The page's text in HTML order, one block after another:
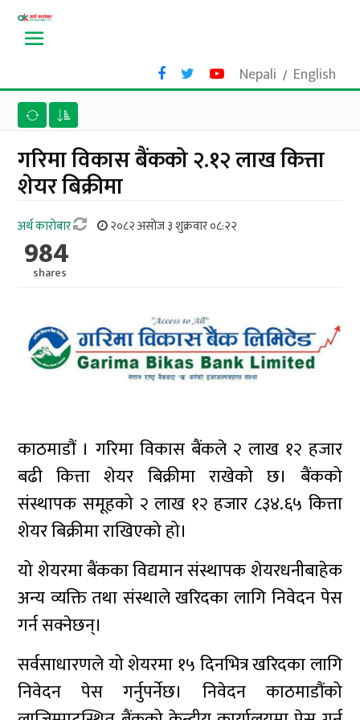
Nepali / English
गरिमा विकास बैंकको २.१२ लाख कित्ता
शेयर बिक्रीमा
अर्थ काराेबार २०८२ असोज ३ शुक्रवार ०८:२२
984
shares
काठमाडौं । गरिमा विकास बैंकले २ लाख १२ हजार
बढी कित्ता शेयर बिक्रीमा राखेको छ। बैंकको
संस्थापक समूहको २ लाख १२ हजार ८३४.६५ कित्ता
शेयर बिक्रीमा राखिएको हो।
यो शेयरमा बैंकका विद्यमान संस्थापक शेयरधनीबाहेक
अन्य व्यक्ति तथा संस्थाले खरिदका लागि निवेदन पेस
गर्न सक्नेछन्।
सर्वसाधारणले यो शेयरमा १५ दिनभित्र खरिदका लागि
निवेदन पेस गर्नुपर्नेछ। निवेदन काठमाडौंको